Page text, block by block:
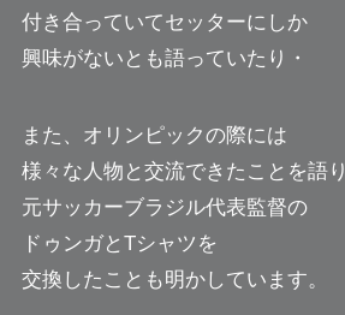
付き合っていてセッターにしか
興味がないとも語っていたり・
また、オリンピックの際には
様々な人物と交流できたことを語り
元サッカーブラジル代表監督の
ドゥンガとTシャツを
交換したことも明かしています。